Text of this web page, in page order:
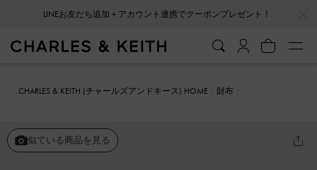
LINEお友だち追加＋アカウント連携でクーポンプレゼント！
CHARLES & KEITH (チャールズアンドキース) HOME
財布
似ている商品を見る